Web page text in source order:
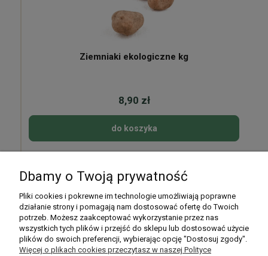
Ziemniaki ekologiczne kg
8,90 zł
do koszyka
Moje konto
Płatności i dostawa
Dbamy o Twoją prywatność
Pliki cookies i pokrewne im technologie umożliwiają poprawne
działanie strony i pomagają nam dostosować ofertę do Twoich
potrzeb. Możesz zaakceptować wykorzystanie przez nas
wszystkich tych plików i przejść do sklepu lub dostosować użycie
plików do swoich preferencji, wybierając opcję "Dostosuj zgody".
Więcej o plikach cookies przeczytasz w naszej Polityce